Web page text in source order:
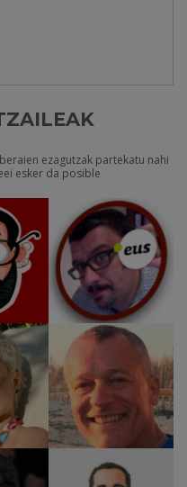
ezagutzak partekatu nahi
esker da posible